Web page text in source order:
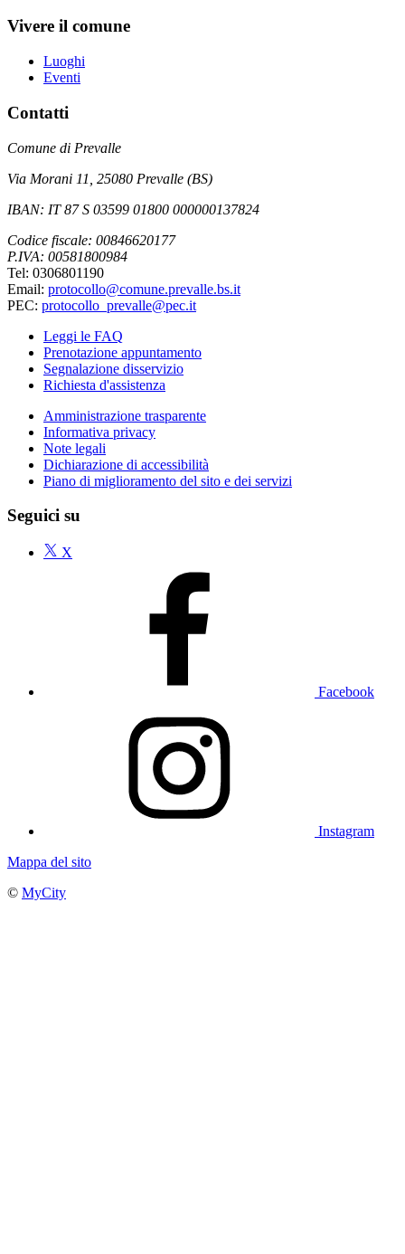
Vivere il comune
Luoghi
Eventi
Contatti
Comune di Prevalle
Via Morani 11, 25080 Prevalle (BS)
IBAN: IT 87 S 03599 01800 000000137824
Codice fiscale: 00846620177
P.IVA: 00581800984
Tel: 0306801190
Email: protocollo@comune.prevalle.bs.it
PEC: protocollo_prevalle@pec.it
Leggi le FAQ
Prenotazione appuntamento
Segnalazione disservizio
Richiesta d'assistenza
Amministrazione trasparente
Informativa privacy
Note legali
Dichiarazione di accessibilità
Piano di miglioramento del sito e dei servizi
Seguici su
X
Facebook
Instagram
Mappa del sito
© MyCity